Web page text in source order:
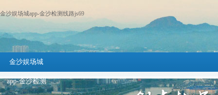
金沙娱场城app-金沙检测线路js69
金沙娱场城
app-金沙检测